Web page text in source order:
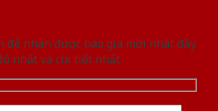
để nhận được báo giá mới nhât đầy
nhất và chi tiết nhất.